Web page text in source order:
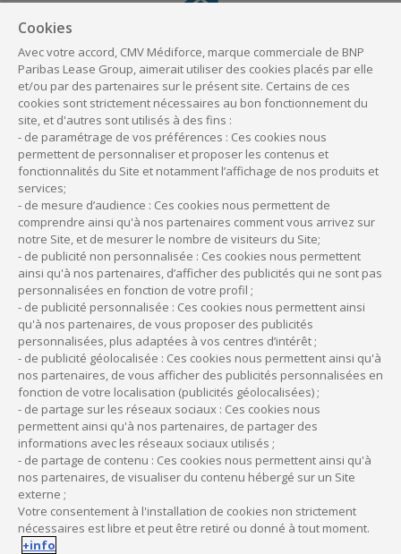
Les avantages du Crédit amortissable
Pour un véhicule ou un équipement neuf ou
occasion, des travaux de rénovation ou
d'installation
Vous êtes immédiatement propriétaire du
bien
déductibles de votre base imposable*
Possibilité de réaliser un financement total ou
partiel du bien (apport du montant de son
choix)
Les avantages du Crédit de trésorerie
Pour vos dépenses du quotidien (fournitures,
consommable, factures, ...)
Une réserve d'argent jusqu'à 30 000 €
Vous choisissez votre mensualité
la réserve disponible
Les sommes sont versées sur votre compte
Cookies
Avec votre accord, CMV Médiforce, marque commerciale de BNP
Paribas Lease Group, aimerait utiliser des cookies placés par elle
et/ou par des partenaires sur le présent site. Certains de ces
cookies sont strictement nécessaires au bon fonctionnement du
site, et d'autres sont utilisés à des fins :
- de paramétrage de vos préférences : Ces cookies nous
permettent de personnaliser et proposer les contenus et
fonctionnalités du Site et notamment l’affichage de nos produits et
services;
- de mesure d’audience : Ces cookies nous permettent de
comprendre ainsi qu'à nos partenaires comment vous arrivez sur
notre Site, et de mesurer le nombre de visiteurs du Site;
- de publicité non personnalisée : Ces cookies nous permettent
ainsi qu'à nos partenaires, d’afficher des publicités qui ne sont pas
personnalisées en fonction de votre profil ;
- de publicité personnalisée : Ces cookies nous permettent ainsi
qu'à nos partenaires, de vous proposer des publicités
personnalisées, plus adaptées à vos centres d’intérêt ;
- de publicité géolocalisée : Ces cookies nous permettent ainsi qu'à
nos partenaires, de vous afficher des publicités personnalisées en
fonction de votre localisation (publicités géolocalisées) ;
- de partage sur les réseaux sociaux : Ces cookies nous
permettent ainsi qu'à nos partenaires, de partager des
informations avec les réseaux sociaux utilisés ;
- de partage de contenu : Ces cookies nous permettent ainsi qu'à
nos partenaires, de visualiser du contenu hébergé sur un Site
externe ;
Votre consentement à l'installation de cookies non strictement
nécessaires est libre et peut être retiré ou donné à tout moment.
+info